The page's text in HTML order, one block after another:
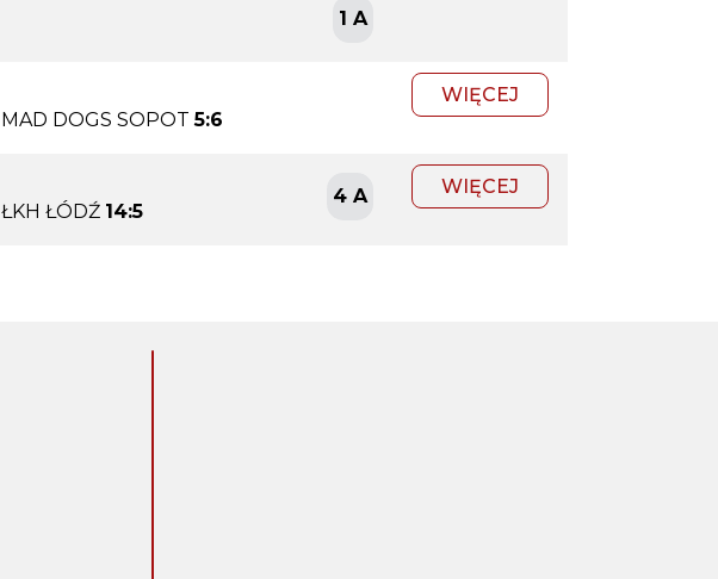
1 A
MAD DOGS SOPOT 5:6
WIĘCEJ
ŁKH ŁÓDŹ 14:5
4 A WIĘCEJ